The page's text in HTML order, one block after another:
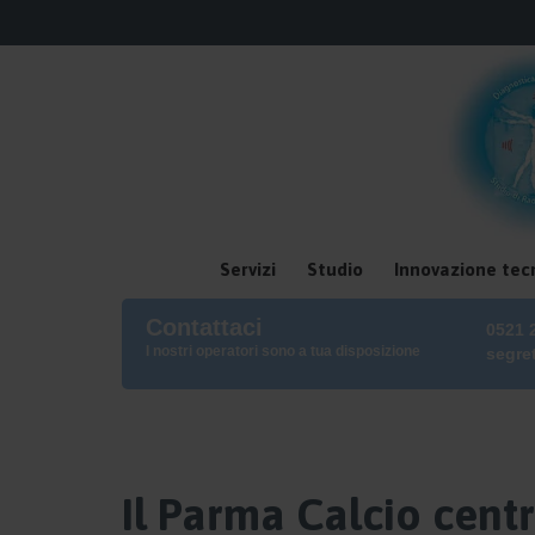
Servizi Studio Innovazione
Contattaci
I nostri operatori sono a tua disposizione
0521
Il Parma Calcio